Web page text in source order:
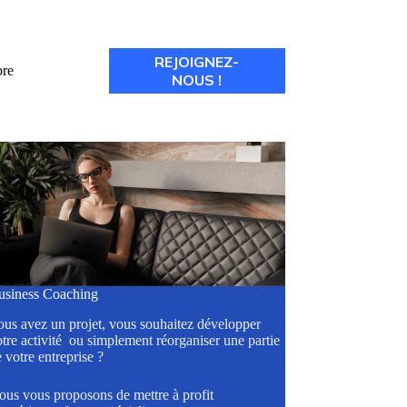
REJOIGNEZ-
NOUS !
Coaching
avez un projet, vous souhaitez développer
activité ou simplement réorganiser une partie
votre entreprise ?
vous proposons de mettre à profit